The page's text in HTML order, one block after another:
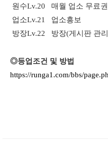
원수Lv.20 매월 업소 무료
업소Lv.21 업소흥보
방장Lv.22 방장(게시판 관
◎등업조건 및 방법
https://runga1.com/bbs/